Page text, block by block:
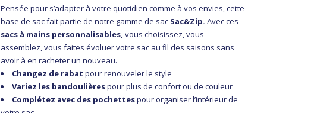
Pensée pour s’adapter à votre quotidien comme à vos envies, cette
base de sac fait partie de notre gamme de sac Sac&Zip.Avec ces
sacs à mains personnalisables,vous choisissez, vous
assemblez, vous faites évoluer votre sac au fil des saisons sans
avoir à en racheter un nouveau.
Changez de rabat pour renouveler le style
Variez les bandoulièrespour plus de confort ou de couleur
Complétez avec des pochettespour organiser l’intérieur de